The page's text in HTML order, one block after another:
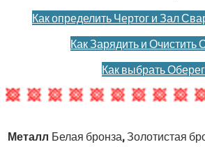
Как определить Чертог и Зал
Как Зарядить и Очистить
Как выбрать
Металл Белая бронза, Золотистая